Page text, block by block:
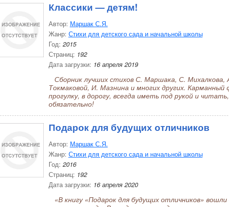
Классики — детям!
Автор: Маршак С.Я.
Жанр: Стихи для детского сада и начальной школы
Год: 2015
Страниц: 192
Дата загрузки: 16 апреля 2019
Сборник лучших стихов С. Маршака, С. Михалкова,
Токмаковой, И. Мазнина и многих других.
прогулку, в дорогу, всегда иметь под рукой и
обязательно!
Подарок для будущих отличников
Автор: Маршак С.Я.
Жанр: Стихи для детского сада и начальной школы
Год: 2016
Страниц: 192
Дата загрузки: 16 апреля 2020
«В книгу «Подарок для будущих отличников»